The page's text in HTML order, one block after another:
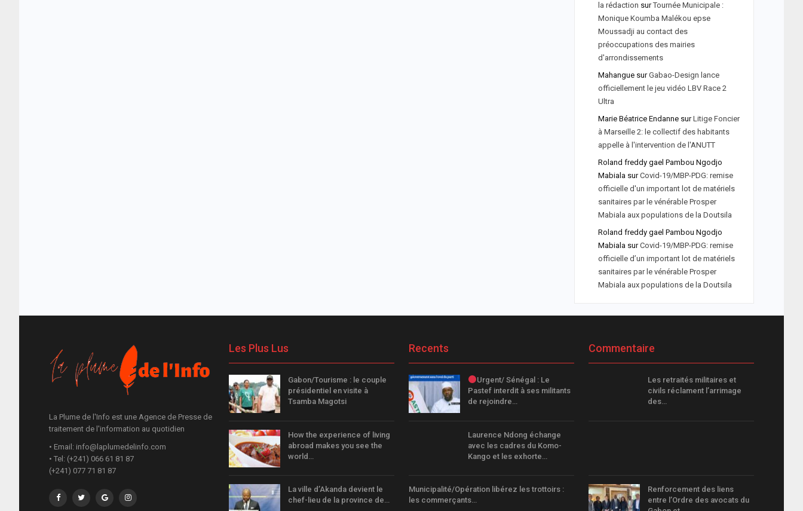
la rédaction surTournée Municipale :
Monique Koumba Malékou epse
Moussadji au contact des
préoccupations des mairies
d'arrondissements
MahanguesurGabao-Design lance
officiellement le jeu vidéo LBV Race 2
Ultra
Marie Béatrice EndannesurLitige Foncier
à Marseille 2: le collectif des habitants
appelle à l'intervention de l'ANUTT
Roland freddy gael Pambou Ngodjo
MabialasurCovid-19/MBP-PDG: remise
officielle d'un important lot de matériels
sanitaires par le vénérable Prosper
Mabiala aux populations de la Doutsila
Roland freddy gael Pambou Ngodjo
MabialasurCovid-19/MBP-PDG: remise
officielle d’un important lot de matériels
sanitaires par le vénérable Prosper
Mabiala aux populations de la Doutsila
La Plume de l'Info est une Agence de Presse de
traitement de l'information au quotidien
• Email: info@laplumedelinfo.com
• Tel: (+241) 066 61 81 87
(+241) 077 71 81 87
Les Plus Lus
Gabon/Tourisme : le couple
présidentiel en visite à
Tsamba Magotsi
How the experience of living
abroad makes you see the
world…
La ville d’Akanda devient le
chef-lieu de la province de…
Recents
Urgent/ Sénégal : Le
Pastef interdit à ses militants
de rejoindre…
Laurence Ndong échange
avec les cadres du Komo-
Kango et les exhorte…
Municipalité/Opération libérez les trottoirs :
les commerçants…
Commentaire
Les retraités militaires et
civils réclament l’arrimage
des…
Renforcement des liens
entre l’Ordre des avocats du